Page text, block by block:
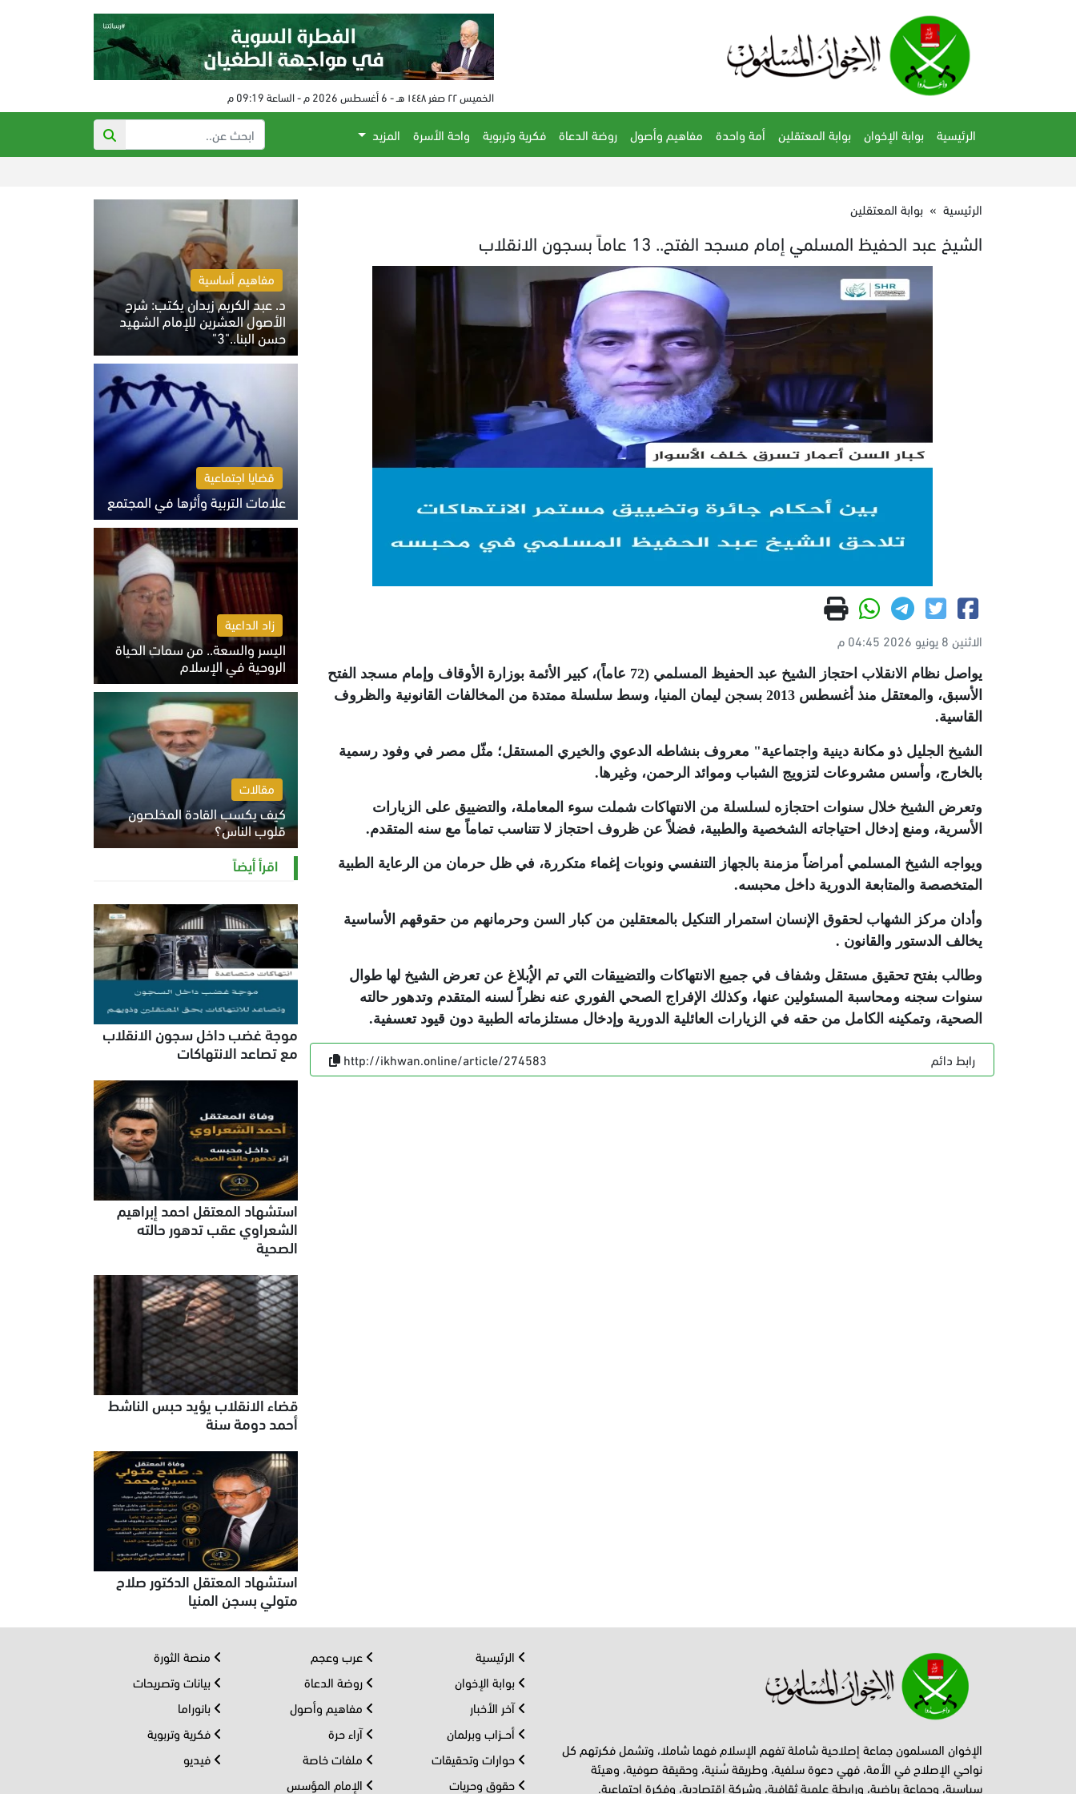
الخميس ٢٢ صفر ١٤٤٨ هـ - 6 أغسطس 2026 م - الساعة 09:19 م
الرئيسية بوابة الإخوان بوابة المعتقلين أمة واحدة مفاهيم وأصول روضة الدعاة فكرية وتربوية واحة الأسرة
المزيد
الرئيسية » بوابة المعتقلين
الشيخ عبد الحفيظ المسلمي إمام مسجد الفتح.. 13 عاماً بسجون الانقلاب
الاثنين 8 يونيو 2026 04:45 م
يواصل نظام الانقلاب احتجاز الشيخ عبد الحفيظ المسلمي (72 عاماً)، كبير الأئمة بوزارة الأوقاف وإمام مسجد الفتح
الأسبق، والمعتقل منذ أغسطس 2013 بسجن ليمان المنيا، وسط سلسلة ممتدة من المخالفات القانونية والظروف
القاسية.
الشيخ الجليل ذو مكانة دينية واجتماعية" معروف بنشاطه الدعوي والخيري المستقل؛ مثّل مصر في وفود رسمية
بالخارج، وأسس مشروعات لتزويج الشباب وموائد الرحمن، وغيرها.
وتعرض الشيخ خلال سنوات احتجازه لسلسلة من الانتهاكات شملت سوء المعاملة، والتضييق على الزيارات
الأسرية، ومنع إدخال احتياجاته الشخصية والطبية، فضلاً عن ظروف احتجاز لا تتناسب تماماً مع سنه المتقدم.
ويواجه الشيخ المسلمي أمراضاً مزمنة بالجهاز التنفسي ونوبات إغماء متكررة، في ظل حرمان من الرعاية الطبية
المتخصصة والمتابعة الدورية داخل محبسه.
وأدان مركز الشهاب لحقوق الإنسان استمرار التنكيل بالمعتقلين من كبار السن وحرمانهم من حقوقهم الأساسية
يخالف الدستور والقانون .
وطالب بفتح تحقيق مستقل وشفاف في جميع الانتهاكات والتضييقات التي تم الإُبلاغ عن تعرض الشيخ لها طوال
سنوات سجنه ومحاسبة المسئولين عنها، وكذلك الإفراج الصحي الفوري عنه نظراً لسنه المتقدم وتدهور حالته
الصحية، وتمكينه الكامل من حقه في الزيارات العائلية الدورية وإدخال مستلزماته الطبية دون قيود تعسفية.
رابط دائم http://ikhwan.online/article/274583
مفاهيم أساسية
د. عبد الكريم زيدان يكتب: شرح
الأصول العشرين للإمام الشهيد
حسن البنا.."3"
الثلاثاء 4 أغسطس 2026 01:04 م
قضايا اجتماعية
علامات التربية وأثرها في المجتمع
الثلاثاء 4 أغسطس 2026 12:50 م
زاد الداعية
اليسر والسعة.. من سمات الحياة
الروحية في الإسلام
الثلاثاء 4 أغسطس 2026 12:56 م
مقالات
كيف يكسب القادة المخلصون
قلوب الناس؟
الثلاثاء 4 أغسطس 2026 12:27 م
اقرأ أيضاً
موجة غضب داخل سجون الانقلاب
مع تصاعد الانتهاكات
استشهاد المعتقل احمد إبراهيم
الشعراوي عقب تدهور حالته
الصحية
قضاء الانقلاب يؤيد حبس الناشط
أحمد دومة سنة
استشهاد المعتقل الدكتور صلاح
متولي بسجن المنيا
الإخوان المسلمون جماعة إصلاحية شاملة تفهم الإسلام فهما شاملا، وتشمل فكرتهم كل
نواحي الإصلاح في الأمة، فهي دعوة سلفية، وطريقة سُنية، وحقيقة صوفية، وهيئة
سياسية، وجماعة رياضية، ورابطة علمية ثقافية، وشركة اقتصادية، وفكرة اجتماعية.
الرئيسية
بوابة الإخوان
آخر الأخبار
أحــزاب وبرلمان
حوارات وتحقيقات
حقوق وحريات
عرب وعجم
روضة الدعاة
مفاهيم وأصول
آراء حرة
ملفات خاصة
الإمام المؤسس
منصة الثورة
بيانات وتصريحات
بانوراما
فكرية وتربوية
فيديو